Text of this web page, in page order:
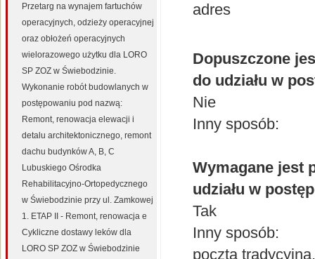
adres
Dopuszczone
do udziału w
Nie
Inny sposób:
Wymagane jest
udziału w
Tak
Inny sposób:
poczta
Przetarg na wynajem fartuchów
operacyjnych, odzieży operacyjnej
oraz obłożeń operacyjnych
wielorazowego użytku dla LORO
SP ZOZ w Świebodzinie.
Wykonanie robót budowlanych w
postępowaniu pod nazwą:
Remont, renowacja elewacji i
detalu architektonicznego, remont
dachu budynków A, B, C
Lubuskiego Ośrodka
Rehabilitacyjno-Ortopedycznego
w Świebodzinie przy ul. Zamkowej
1. ETAP II - Remont, renowacja e
Cykliczne dostawy leków dla
LORO SP ZOZ w Świebodzinie